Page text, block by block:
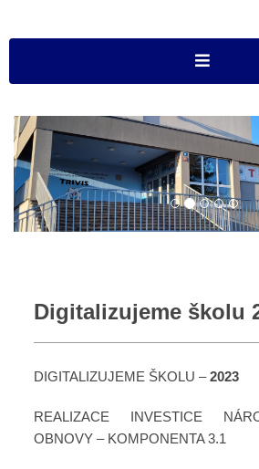
Digitalizujeme školu
DIGITALIZUJEME ŠKOLU –2023
REALIZACE INVESTICE
OBNOVY – KOMPONENTA 3.1